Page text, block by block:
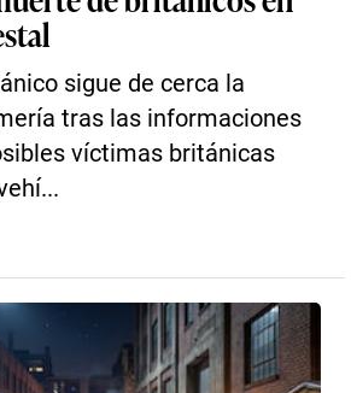
sigue de cerca la
tras las informaciones
víctimas británicas